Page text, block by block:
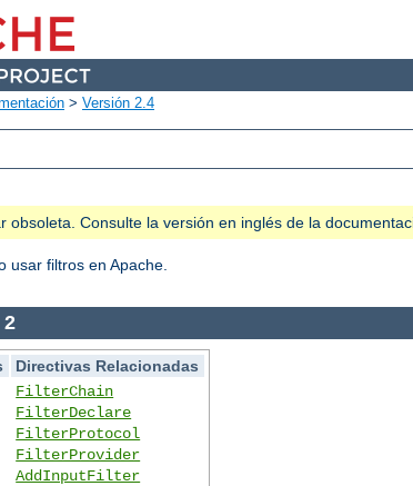
> Versión 2.4
obsoleta. Consulte la versión en inglés de la
usar filtros en Apache.
2
Directivas Relacionadas
FilterChain
FilterDeclare
FilterProtocol
FilterProvider
AddInputFilter